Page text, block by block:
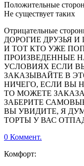
Положительные
Не существует таких
Отрицательные
ДОРОГИЕ ДРУЗЬЯ
И ТОТ КТО УЖЕ
ПРОИЗВЕДЕННЫЕ
УСЛОВИЯХ ЕСЛИ
ЗАКАЗЫВАЙТЕ В
НИЧЕГО, ЕСЛИ ВЫ
ТО МОЖЕТЕ
ЗАБЕРИТЕ
ВЫ УВИДИТЕ, Я
ТОРТЫ У ВАС
0 Коммент.
Комфорт: